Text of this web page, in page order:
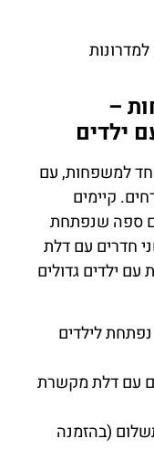
–
ילדים
למשפחות, עם
קיימים
ספה שנפתחת
חדרים עם דלת
ילדים גדולים
עם דלת מקשרת
(בהזמנה